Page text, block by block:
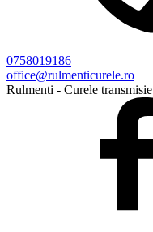
0758019186
office@rulmenticurele.ro
Rulmenti - Curele transmisie